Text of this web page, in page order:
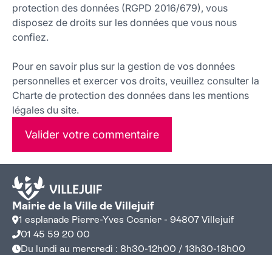
protection des données (RGPD 2016/679), vous
disposez de droits sur les données que vous nous
confiez.
Pour en savoir plus sur la gestion de vos données
personnelles et exercer vos droits, veuillez consulter la
Charte de protection des données dans les mentions
légales du site.
Valider votre commentaire
Mairie de la Ville de Villejuif
1 esplanade Pierre-Yves Cosnier - 94807 Villejuif
01 45 59 20 00
Du lundi au mercredi : 8h30-12h00 / 13h30-18h00